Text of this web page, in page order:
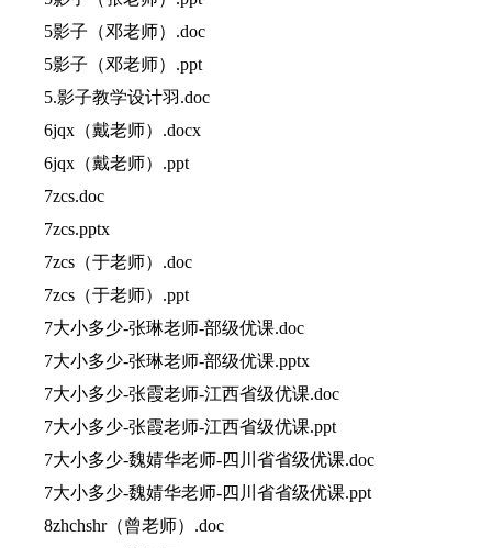
5影子（邓老师）.doc
5影子（邓老师）.ppt
5.影子教学设计羽.doc
6jqx（戴老师）.docx
6jqx（戴老师）.ppt
7zcs.doc
7zcs.pptx
7zcs（于老师）.doc
7zcs（于老师）.ppt
7大小多少-张琳老师-部级优课.doc
7大小多少-张琳老师-部级优课.pptx
7大小多少-张霞老师-江西省级优课.doc
7大小多少-张霞老师-江西省级优课.ppt
7大小多少-魏婧华老师-四川省省级优课.doc
7大小多少-魏婧华老师-四川省省级优课.ppt
8zhchshr（曾老师）.doc